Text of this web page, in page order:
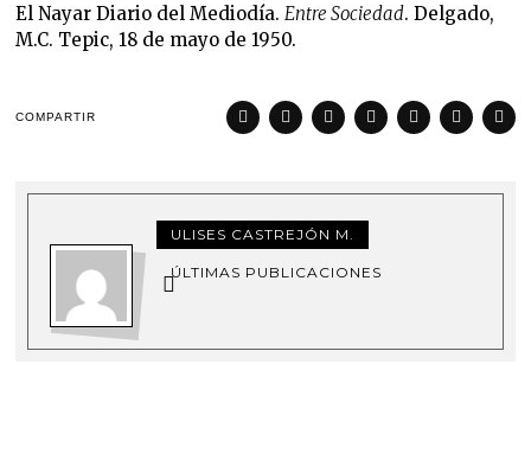
El Nayar Diario del Mediodía. Entre Sociedad. Delgado,
M.C. Tepic, 18 de mayo de 1950.
COMPARTIR
ULISES CASTREJÓN M.
ÚLTIMAS PUBLICACIONES